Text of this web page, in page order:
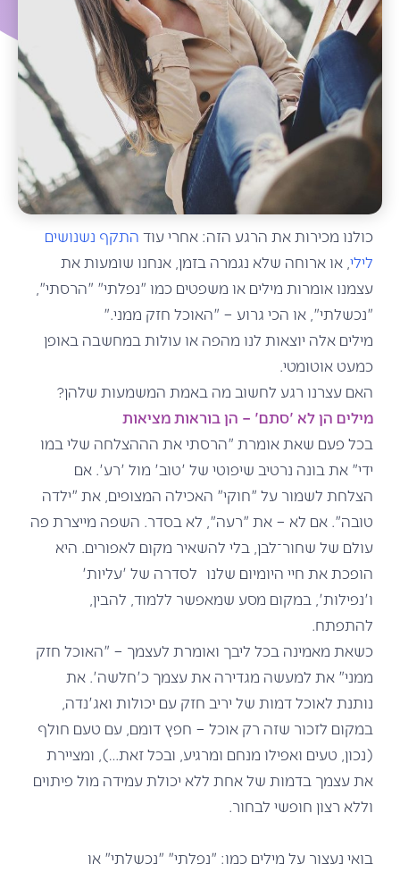
כולנו מכירות את הרגע הזה: אחרי עוד התקף נשנושים
לילי , או ארוחה שלא נגמרה בזמן, אנחנו שומעות את
עצמנו אומרות מילים או משפטים כמו "נפלתי" "הרסתי",
"נכשלתי", או הכי גרוע – "האוכל חזק ממני."
מילים אלה יוצאות לנו מהפה או עולות במחשבה באופן
כמעט אוטומטי.
האם עצרנו רגע לחשוב מה באמת המשמעות שלהן?
מילים הן לא 'סתם' – הן בוראות מציאות
בכל פעם שאת אומרת "הרסתי את הההצלחה שלי במו
ידי" את בונה נרטיב שיפוטי של 'טוב' מול 'רע'. אם
הצלחת לשמור על "חוקי" האכילה המצופים, את "ילדה
טובה". אם לא – את "רעה", לא בסדר. השפה מייצרת פה
עולם של שחור־לבן, בלי להשאיר מקום לאפורים. היא
הופכת את חיי היומיום שלנו לסדרה של 'עליות'
ו'נפילות', במקום מסע שמאפשר ללמוד, להבין,
להתפתח.
כשאת מאמינה בכל ליבך ואומרת לעצמך – "האוכל חזק
ממני" את למעשה מגדירה את עצמך כ'חלשה'. את
נותנת לאוכל דמות של יריב חזק עם יכולות ואג'נדה,
במקום לזכור שזה רק אוכל – חפץ דומם, עם טעם חולף
(נכון, טעים ואפילו מנחם ומרגיע, ובכל זאת…), ומציירת
את עצמך בדמות של אחת ללא יכולת עמידה מול פיתוים
וללא רצון חופשי לבחור.
בואי נעצור על מילים כמו: "נפלתי" "נכשלתי" או